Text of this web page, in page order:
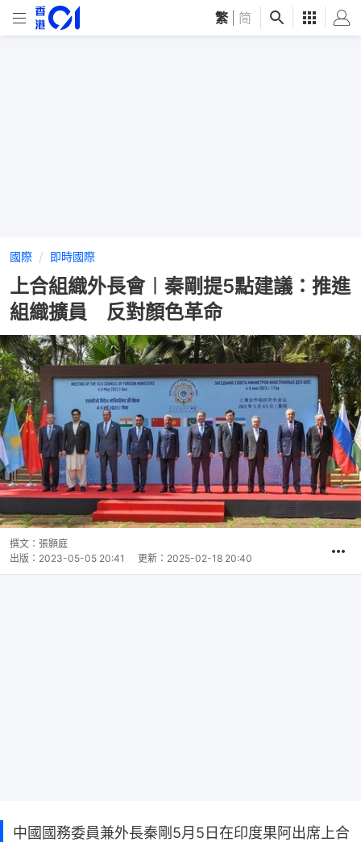
繁 简
國際 即時國際
上合組織外長會︱秦剛提5點建議：推進
組織擴員 反對顏色革命
撰文： 張顥庭
出版： 2023-05-05 20:41 更新： 2025-02-18 20:40
中國國務委員兼外長秦剛5月5日在印度果阿出席上合